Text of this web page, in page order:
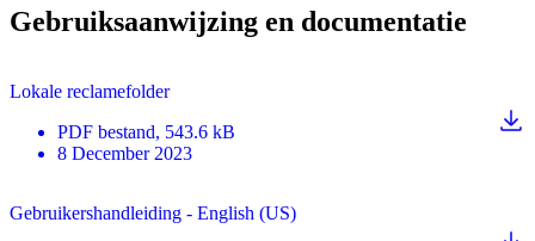
Gebruiksaanwijzing en documentatie
Lokale reclamefolder
PDF bestand, 543.6 kB
8 December 2023
Gebruikershandleiding - English (US)